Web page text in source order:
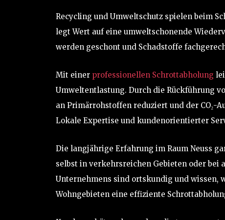
Recycling und Umweltschutz spielen beim
legt Wert auf eine umweltschonende
werden geschont und Schadstoffe
Mit einer professionellen Schrottabholung
Umweltentlastung. Durch die Rückführung
an Primärrohstoffen reduziert und der CO₂-
Lokale Expertise und kundenorientierter
Die langjährige Erfahrung im Raum Neuss
selbst in verkehrsreichen Gebieten oder bei
Unternehmens sind ortskundig und wissen,
Wohngebieten eine effiziente